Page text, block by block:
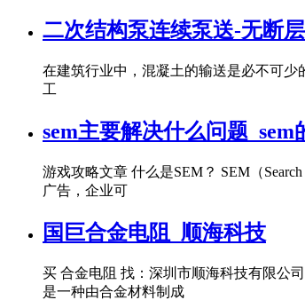
二次结构泵连续泵送-无断
在建筑行业中，混凝土的输送是必不可
工
sem主要解决什么问题_sem
游戏攻略文章 什么是SEM？ SEM（
广告，企业可
国巨合金电阻_顺海科技
买 合金电阻 找：深圳市顺海科技有限公司
是一种由合金材料制成